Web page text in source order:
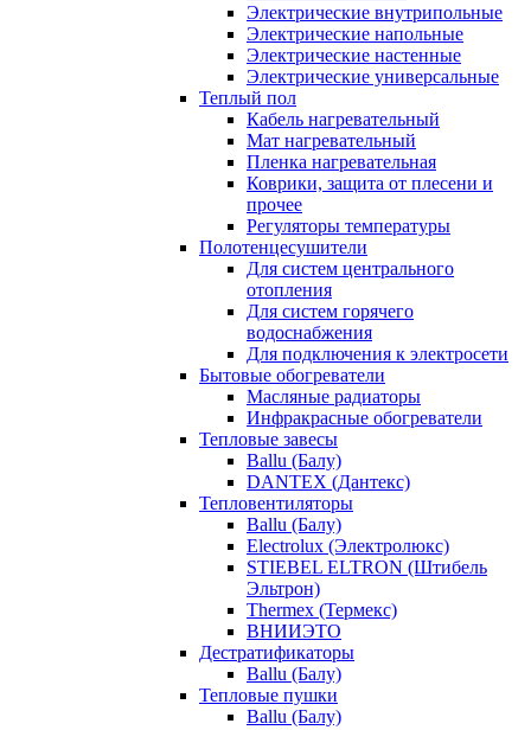
Электрические внутрипольные
Электрические напольные
Электрические настенные
Электрические универсальные
Теплый пол
Кабель нагревательный
Мат нагревательный
Пленка нагревательная
Коврики, защита от плесени и
прочее
Регуляторы температуры
Полотенцесушители
Для систем центрального
отопления
Для систем горячего
водоснабжения
Для подключения к электросети
Бытовые обогреватели
Масляные радиаторы
Инфракрасные обогреватели
Тепловые завесы
Ballu (Балу)
DANTEX (Дантекс)
Тепловентиляторы
Ballu (Балу)
Electrolux (Электролюкс)
STIEBEL ELTRON (Штибель
Эльтрон)
Thermex (Термекс)
ВНИИЭТО
Дестратификаторы
Ballu (Балу)
Тепловые пушки
Ballu (Балу)